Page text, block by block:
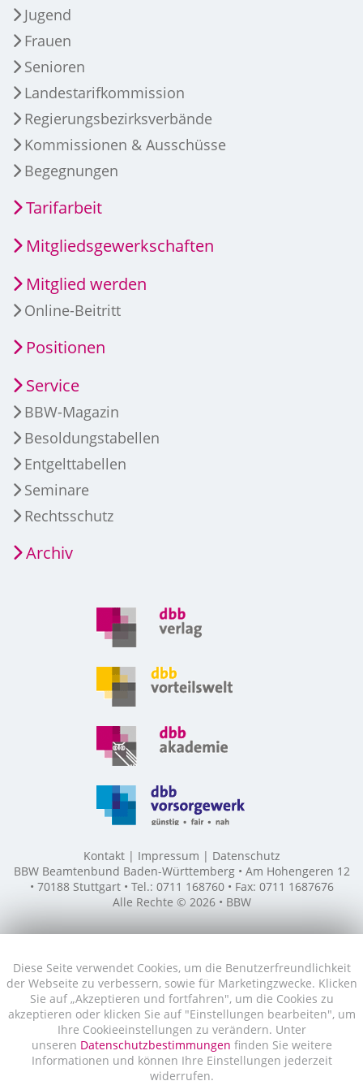
Diese Seite verwendet Cookies, um die Benutzerfreundlichkeit
der Webseite zu verbessern, sowie für Marketingzwecke. Klicken
Sie auf „Akzeptieren und fortfahren", um die Cookies zu
akzeptieren oder klicken Sie auf "Einstellungen bearbeiten", um
Ihre Cookieeinstellungen zu verändern. Unter
unseren Datenschutzbestimmungen finden Sie weitere
Informationen und können Ihre Einstellungen jederzeit
widerrufen.
Jugend
Frauen
Senioren
Landestarifkommission
Regierungsbezirksverbände
Kommissionen & Ausschüsse
Begegnungen
Tarifarbeit
Mitgliedsgewerkschaften
Mitglied werden
Online-Beitritt
Positionen
Service
BBW-Magazin
Besoldungstabellen
Entgelttabellen
Seminare
Rechtsschutz
Archiv
Kontakt Impressum
Datenschutz
BBW Beamtenbund Baden-Württemberg • Am Hohengeren 12
• 70188 Stuttgart • Tel.: 0711 168760 • Fax: 0711 1687676
Alle Rechte © 2026 • BBW